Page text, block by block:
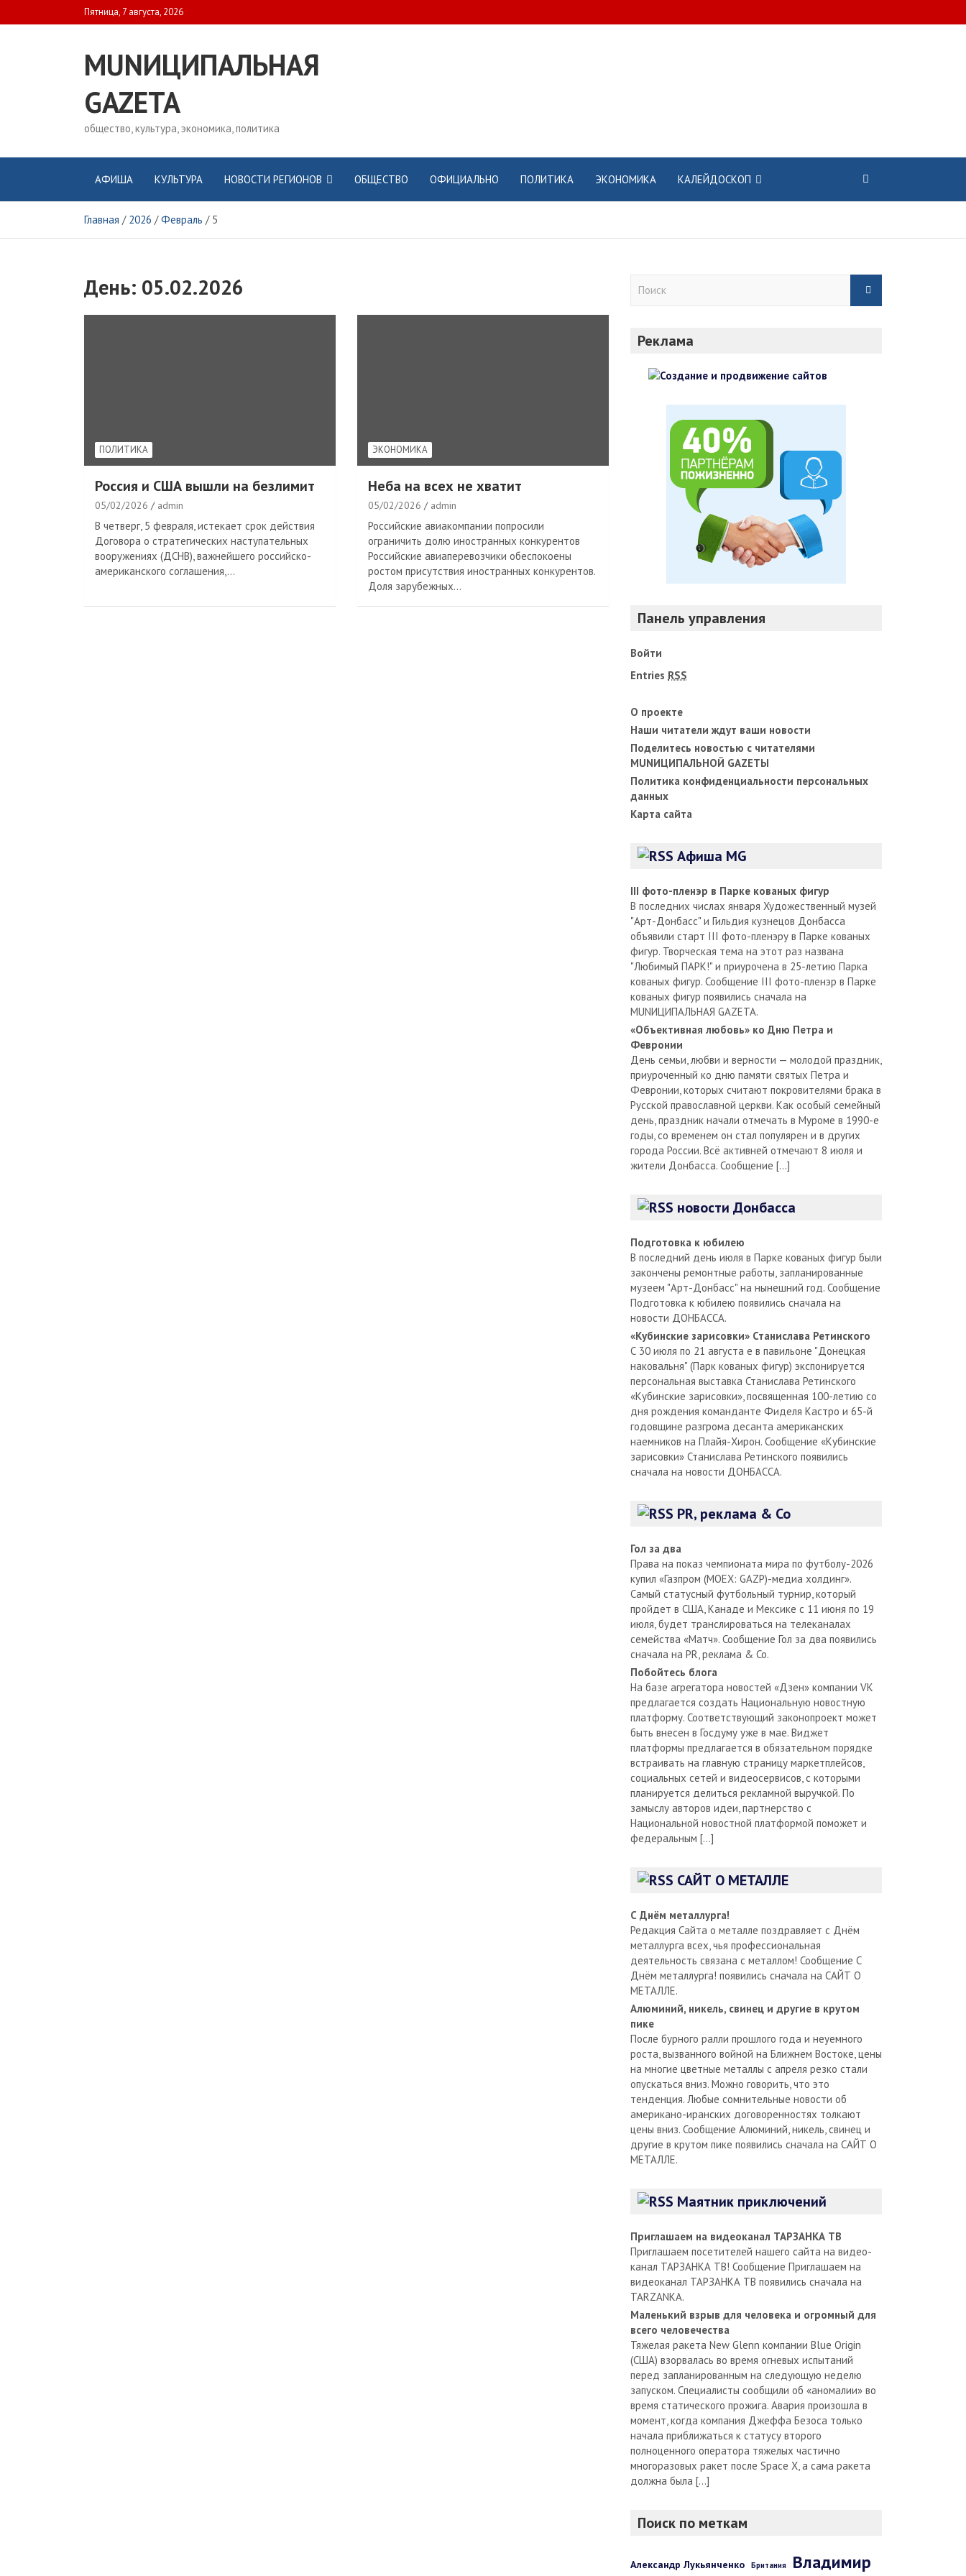
to
Пятница, 7 августа, 2026
MUNИЦИПАЛЬНАЯ
GAZЕТА
общество, культура, экономика, политика
АФИША КУЛЬТУРА НОВОСТИ РЕГИОНОВ ОБЩЕСТВО ОФИЦИАЛЬНО ПОЛИТИКА ЭКОНОМИКА КАЛЕЙДОСКОП
Главная 2026 Февраль 5
День: 05.02.2026
ПОЛИТИКА
Россия и США вышли на безлимит
05/02/2026 admin
В четверг, 5 февраля, истекает срок действия
Договора о стратегических наступательных
вооружениях (ДСНВ), важнейшего российско-
американского соглашения,…
ЭКОНОМИКА
Неба на всех не хватит
05/02/2026 admin
Российские авиакомпании попросили
ограничить долю иностранных конкурентов
Российские авиаперевозчики обеспокоены
ростом присутствия иностранных конкурентов.
Доля зарубежных…
Реклама
Панель управления
Войти
Entries RSS
О проекте
Наши читатели ждут ваши новости
Поделитесь новостью с читателями
MUNИЦИПАЛЬНОЙ GAZЕТЫ
Политика конфиденциальности персональных
данных
Карта сайта
Афиша MG
III фото-пленэр в Парке кованых фигур
В последних числах января Художественный музей
"Арт-Донбасс" и Гильдия кузнецов Донбасса
объявили старт III фото-пленэру в Парке кованых
фигур. Творческая тема на этот раз названа
"Любимый ПАРК!" и приурочена в 25-летию Парка
кованых фигур. Сообщение III фото-пленэр в Парке
кованых фигур появились сначала на
MUNИЦИПАЛЬНАЯ GAZЕТА.
«Объективная любовь» ко Дню Петра и
Февронии
День семьи, любви и верности — молодой праздник,
приуроченный ко дню памяти святых Петра и
Февронии, которых считают покровителями брака в
Русской православной церкви. Как особый семейный
день, праздник начали отмечать в Муроме в 1990-е
годы, со временем он стал популярен и в других
города России. Всё активней отмечают 8 июля и
жители Донбасса. Сообщение […]
новости Донбасса
Подготовка к юбилею
В последний день июля в Парке кованых фигур были
закончены ремонтные работы, запланированные
музеем "Арт-Донбасс" на нынешний год. Сообщение
Подготовка к юбилею появились сначала на
новости ДОНБАССА.
«Кубинские зарисовки» Станислава Ретинского
С 30 июля по 21 августа е в павильоне "Донецкая
наковальня" (Парк кованых фигур) экспонируется
персональная выставка Станислава Ретинского
«Кубинские зарисовки», посвященная 100-летию со
дня рождения команданте Фиделя Кастро и 65-й
годовщине разгрома десанта американских
наемников на Плайя-Хирон. Сообщение «Кубинские
зарисовки» Станислава Ретинского появились
сначала на новости ДОНБАССА.
PR, реклама & Co
Гол за два
Права на показ чемпионата мира по футболу-2026
купил «Газпром (MOEX: GAZP)-медиа холдинг».
Самый статусный футбольный турнир, который
пройдет в США, Канаде и Мексике с 11 июня по 19
июля, будет транслироваться на телеканалах
семейства «Матч». Сообщение Гол за два появились
сначала на PR, реклама & Co.
Побойтесь блога
На базе агрегатора новостей «Дзен» компании VK
предлагается создать Национальную новостную
платформу. Соответствующий законопроект может
быть внесен в Госдуму уже в мае. Виджет
платформы предлагается в обязательном порядке
встраивать на главную страницу маркетплейсов,
социальных сетей и видеосервисов, с которыми
планируется делиться рекламной выручкой. По
замыслу авторов идеи, партнерство с
Национальной новостной платформой поможет и
федеральным […]
САЙТ О МЕТАЛЛЕ
С Днём металлурга!
Редакция Сайта о металле поздравляет с Днём
металлурга всех, чья профессиональная
деятельность связана с металлом! Сообщение С
Днём металлурга! появились сначала на САЙТ О
МЕТАЛЛЕ.
Алюминий, никель, свинец и другие в крутом
пике
После бурного ралли прошлого года и неуемного
роста, вызванного войной на Ближнем Востоке, цены
на многие цветные металлы с апреля резко стали
опускаться вниз. Можно говорить, что это
тенденция. Любые сомнительные новости об
американо-иранских договоренностях толкают
цены вниз. Сообщение Алюминий, никель, свинец и
другие в крутом пике появились сначала на САЙТ О
МЕТАЛЛЕ.
Маятник приключений
Приглашаем на видеоканал ТАРЗАНКА ТВ
Приглашаем посетителей нашего сайта на видео-
канал ТАРЗАНКА ТВ! Сообщение Приглашаем на
видеоканал ТАРЗАНКА ТВ появились сначала на
TARZANKA.
Маленький взрыв для человека и огромный для
всего человечества
Тяжелая ракета New Glenn компании Blue Origin
(США) взорвалась во время огневых испытаний
перед запланированным на следующую неделю
запуском. Специалисты сообщили об «аномалии» во
время статического прожига. Авария произошла в
момент, когда компания Джеффа Безоса только
начала приближаться к статусу второго
полноценного оператора тяжелых частично
многоразовых ракет после Space X, а сама ракета
должна была […]
Поиск по меткам
Александр Лукьянченко Британия Владимир